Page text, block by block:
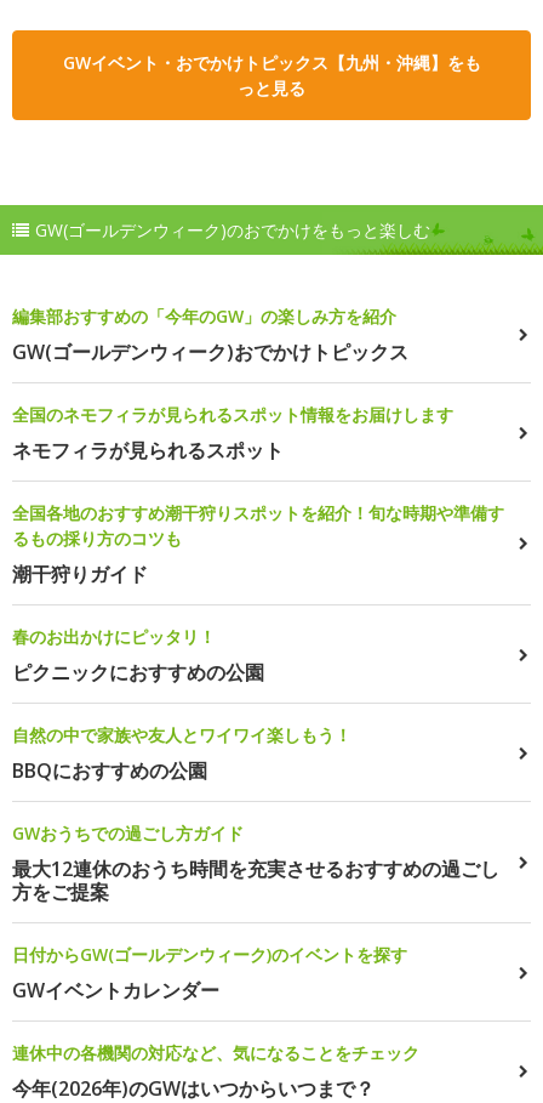
GWイベント・おでかけトピックス【九州・沖縄】をも
っと見る
GW(ゴールデンウィーク)のおでかけをもっと楽しむ
編集部おすすめの「今年のGW」の楽しみ方を紹介
GW(ゴールデンウィーク)おでかけトピックス
全国のネモフィラが見られるスポット情報をお届けします
ネモフィラが見られるスポット
全国各地のおすすめ潮干狩りスポットを紹介！旬な時期や準備す
るもの採り方のコツも
潮干狩りガイド
春のお出かけにピッタリ！
ピクニックにおすすめの公園
自然の中で家族や友人とワイワイ楽しもう！
BBQにおすすめの公園
GWおうちでの過ごし方ガイド
最大12連休のおうち時間を充実させるおすすめの過ごし
方をご提案
日付からGW(ゴールデンウィーク)のイベントを探す
GWイベントカレンダー
連休中の各機関の対応など、気になることをチェック
今年(2026年)のGWはいつからいつまで？